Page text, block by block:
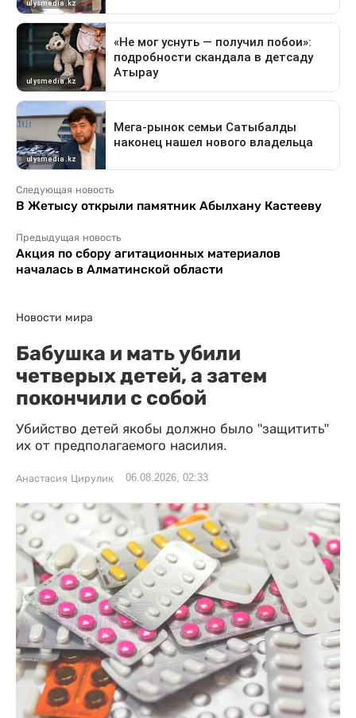
Следующая новость
В Жетысу открыли памятник Абылхану Кастееву
Предыдущая новость
Акция по сбору агитационных материалов
началась в Алматинской области
Новости мира
Бабушка и мать убили
четверых детей, а затем
покончили с собой
Убийство детей якобы должно было "защитить"
их от предполагаемого насилия.
Анастасия Цирулик 06.08.2026, 02:33